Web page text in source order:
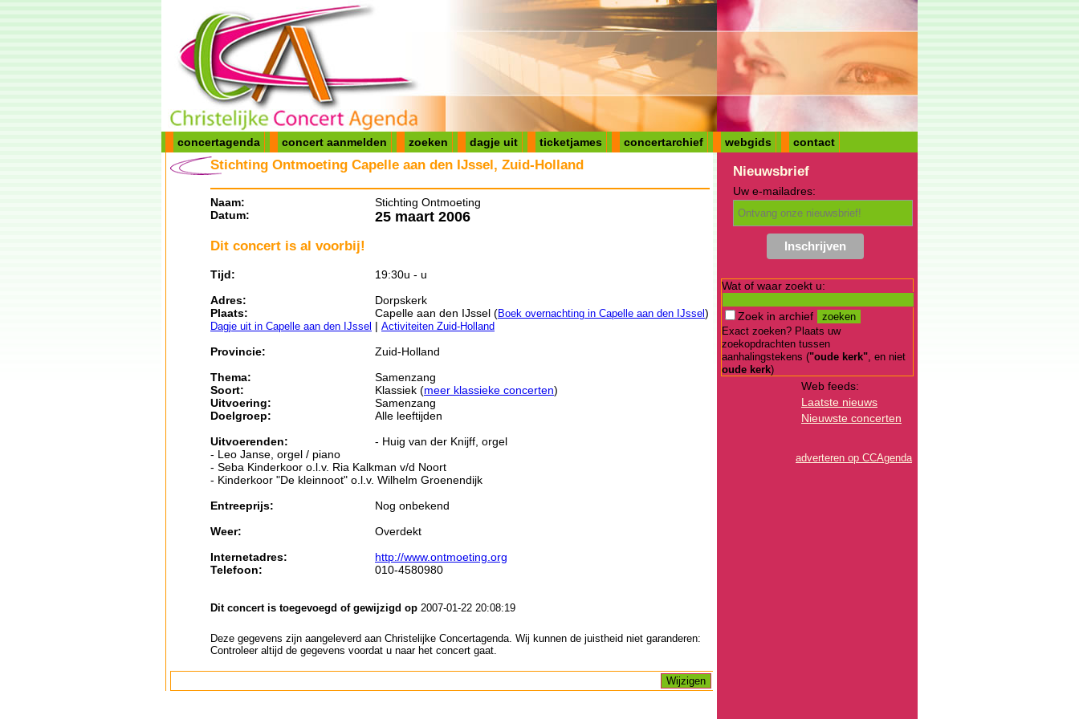
concertagenda concert aanmelden zoeken dagje uit ticketjames concertarchief webgids contact
Stichting Ontmoeting Capelle aan den IJssel, Zuid-Holland
Naam:
Stichting Ontmoeting
Datum:
25 maart 2006
Dit concert is al voorbij!
Tijd:
19:30u - u
Adres:
Dorpskerk
Plaats:
Capelle aan den IJssel (Boek overnachting in Capelle aan den IJssel )
Dagje uit in Capelle aan den IJssel | Activiteiten Zuid-Holland
Provincie:
Zuid-Holland
Thema:
Samenzang
Soort:
Klassiek (meer klassieke concerten)
Uitvoering:
Samenzang
Doelgroep:
Alle leeftijden
Uitvoerenden:
- Huig van der Knijff, orgel
- Leo Janse, orgel / piano
- Seba Kinderkoor o.l.v. Ria Kalkman v/d Noort
- Kinderkoor "De kleinnoot" o.l.v. Wilhelm Groenendijk
Entreeprijs:
Nog onbekend
Weer:
Overdekt
Internetadres:
http://www.ontmoeting.org
Telefoon:
010-4580980
Dit concert is toegevoegd of gewijzigd op 2007-01-22 20:08:19
Deze gegevens zijn aangeleverd aan Christelijke Concertagenda. Wij kunnen de juistheid niet garanderen:
Controleer altijd de gegevens voordat u naar het concert gaat.
Nieuwsbrief
Uw e-mailadres:
Wat of waar zoekt u:
Zoek in archief
Exact zoeken? Plaats uw
zoekopdrachten tussen
aanhalingstekens ("oude kerk", en niet
oude kerk)
Web feeds:
Laatste nieuws
Nieuwste concerten
adverteren op CCAgenda